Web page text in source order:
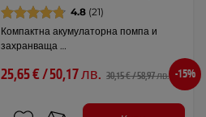
4.8 (21)
Компактна акумулаторна помпа и
захранваща …
25,65 € / 50,17 лв. 30,15 € / 58,97 лв. -15%